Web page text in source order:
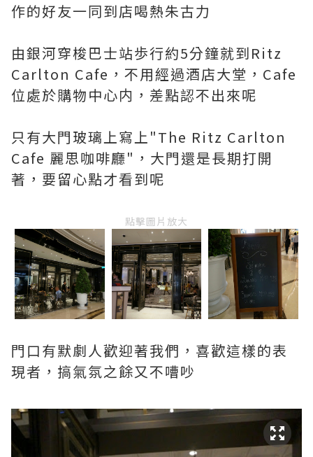
作的好友一同到店喝熱朱古力
由銀河穿梭巴士站歩行約5分鐘就到Ritz
Carlton Cafe，不用經過酒店大堂，Cafe
位處於購物中心内，差點認不出來呢
只有大門玻璃上寫上"The Ritz Carlton
Cafe 麗思咖啡廳"，大門還是長期打開
著，要留心點才看到呢
點擊圖片放大
門口有默劇人歡迎著我們，喜歡這樣的表
現者，搞氣氛之餘又不嘈吵